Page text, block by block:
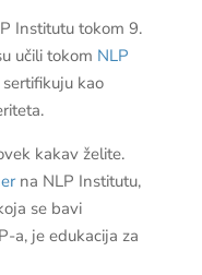
Institutu tokom 9.
učili tokom NLP
kao
kakav želite.
na NLP Institutu,
se bavi
a, je edukacija za